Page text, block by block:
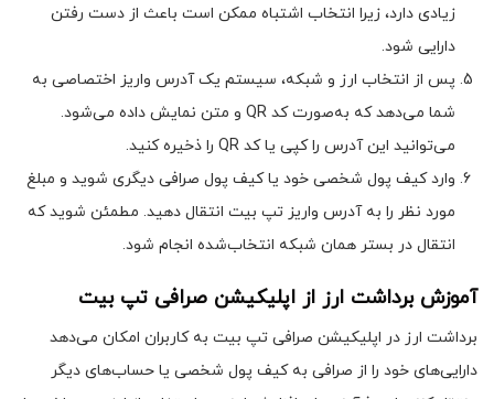
زیادی دارد، زیرا انتخاب اشتباه ممکن است باعث از دست رفتن
دارایی شود.
پس از انتخاب ارز و شبکه، سیستم یک آدرس واریز اختصاصی به
شما می‌دهد که به‌صورت کد QR و متن نمایش داده می‌شود.
می‌توانید این آدرس را کپی یا کد QR را ذخیره کنید.
وارد کیف پول شخصی خود یا کیف پول صرافی دیگری شوید و مبلغ
مورد نظر را به آدرس واریز تپ بیت انتقال دهید. مطمئن شوید که
انتقال در بستر همان شبکه انتخاب‌شده انجام شود.
آموزش برداشت ارز از اپلیکیشن صرافی تپ بیت
برداشت ارز در اپلیکیشن صرافی تپ بیت به کاربران امکان می‌دهد
دارایی‌های خود را از صرافی به کیف پول شخصی یا حساب‌های دیگر